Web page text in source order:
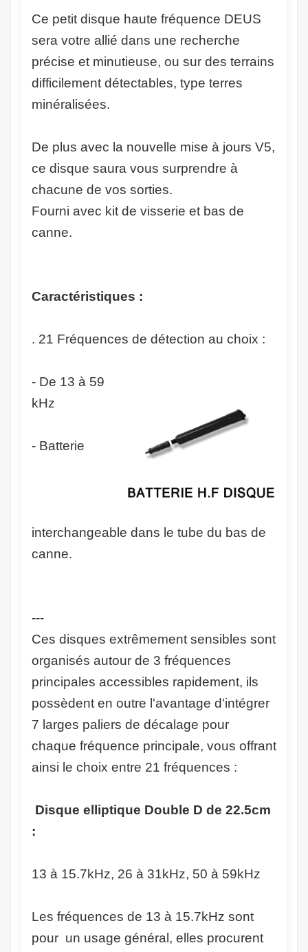
Ce petit disque haute fréquence DEUS
sera votre allié dans une recherche
précise et minutieuse, ou sur des terrains
difficilement détectables, type terres
minéralisées.
De plus avec la nouvelle mise à jours V5,
ce disque saura vous surprendre à
chacune de vos sorties.
Fourni avec kit de visserie et bas de
canne.
Caractéristiques :
. 21 Fréquences de détection au choix :
- De 13 à 59
kHz
- Batterie
interchangeable dans le tube du bas de
canne.
---
Ces disques extrêmement sensibles sont
organisés autour de 3 fréquences
principales accessibles rapidement, ils
possèdent en outre l'avantage d'intégrer
7 larges paliers de décalage pour
chaque fréquence principale, vous offrant
ainsi le choix entre 21 fréquences :
Disque elliptique Double D de 22.5cm
:
13 à 15.7kHz, 26 à 31kHz, 50 à 59kHz
Les fréquences de 13 à 15.7kHz sont
pour un usage général, elles procurent